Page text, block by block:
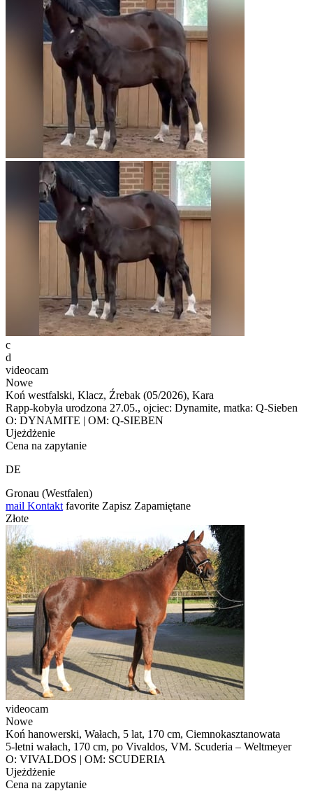
c
d
videocam
Nowe
Koń westfalski, Klacz, Źrebak (05/2026), Kara
Rapp-kobyła urodzona 27.05., ojciec: Dynamite, matka: Q-Sieben
O: DYNAMITE | OM: Q-SIEBEN
Ujeżdżenie
Cena na zapytanie
DE
Gronau (Westfalen)
mail Kontakt favorite Zapisz Zapamiętane
Złote
videocam
Nowe
Koń hanowerski, Wałach, 5 lat, 170 cm, Ciemnokasztanowata
5-letni wałach, 170 cm, po Vivaldos, VM. Scuderia – Weltmeyer
O: VIVALDOS | OM: SCUDERIA
Ujeżdżenie
Cena na zapytanie